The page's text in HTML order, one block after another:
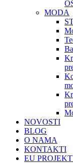
MODA
NOVOSTI
BLOG
O NAMA
KONTAKTI
EU